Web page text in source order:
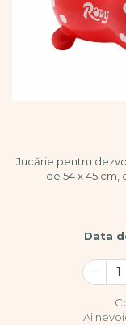
Biciclete si
Biciclete
Biciclete Viking
Triciclete
Camere Senzoriale
Creativitate si
Instrumente muzicale
Jucărie pentru
de 54 x 45
Data
Ai